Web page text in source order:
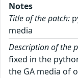
Notes
Title of the patch:
media
Description of the
fixed in the
the GA media of